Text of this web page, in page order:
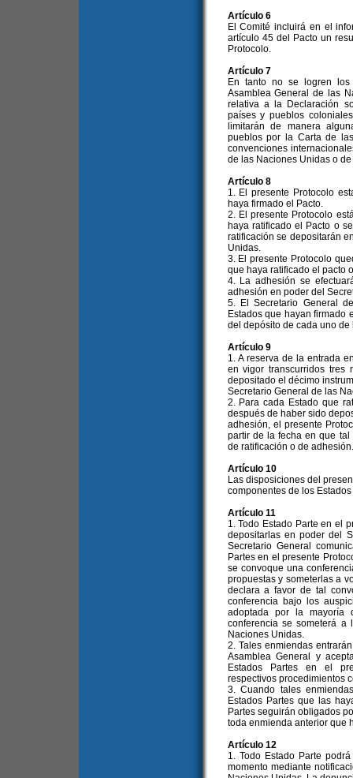
Artículo 6
El Comité incluirá en el
artículo 45 del Pacto un
Protocolo.
Artículo 7
En tanto no se logren
Asamblea General de las
relativa a la Declaración
países y pueblos
limitarán de manera
pueblos por la Carta de
convenciones
de las Naciones Unidas o
Artículo 8
1. El presente Protocolo
haya firmado el Pacto.
2. El presente Protocolo
haya ratificado el Pacto o
ratificación se depositarán
Unidas.
3. El presente Protocolo
que haya ratificado el pacto
4. La adhesión se
adhesión en poder del
5. El Secretario General
Estados que hayan firmado
del depósito de cada uno
Artículo 9
1. A reserva de la entrada
en vigor transcurridos
depositado el décimo
Secretario General de las
2. Para cada Estado que
después de haber sido
adhesión, el presente
partir de la fecha en que tal
de ratificación o de adhesión.
Artículo 10
Las disposiciones del
componentes de los
Artículo 11
1. Todo Estado Parte en el
depositarlas en poder del
Secretario General
Partes en el presente
se convoque una
propuestas y someterlas a
declara a favor de tal
conferencia bajo los
adoptada por la mayoría
conferencia se someterá
Naciones Unidas.
2. Tales enmiendas
Asamblea General y
Estados Partes en el
respectivos procedimientos
3. Cuando tales
Estados Partes que las
Partes seguirán obligados
toda enmienda anterior que
Artículo 12
1. Todo Estado Parte
momento mediante